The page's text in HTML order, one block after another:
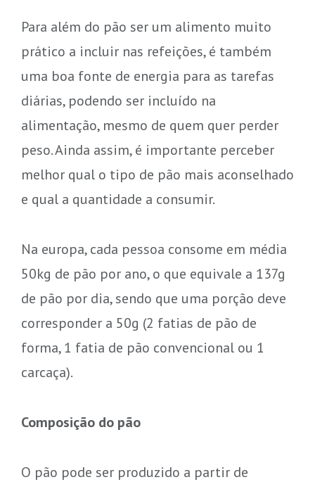
Para além do pão ser um alimento muito
prático a incluir nas refeições, é também
uma boa fonte de energia para as tarefas
diárias, podendo ser incluído na
alimentação, mesmo de quem quer perder
peso. Ainda assim, é importante perceber
melhor qual o tipo de pão mais aconselhado
e qual a quantidade a consumir.
Na europa, cada pessoa consome em média
50kg de pão por ano, o que equivale a 137g
de pão por dia, sendo que uma porção deve
corresponder a 50g (2 fatias de pão de
forma, 1 fatia de pão convencional ou 1
carcaça).
Composição do pão
O pão pode ser produzido a partir de